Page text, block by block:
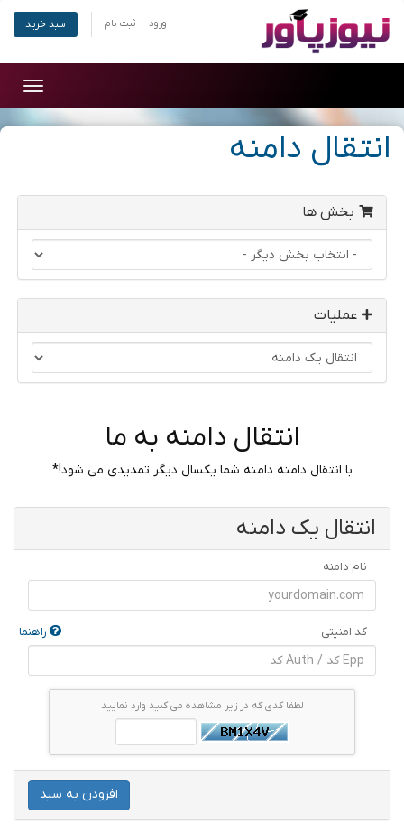
ورود ثبت نام سبد خرید
انتقال دامنه
بخش ها
عملیات
انتقال دامنه به ما
با انتقال دامنه دامنه شما یکسال دیگر تمدیدی می شود!*
انتقال یک دامنه
نام دامنه
کد امنیتی راهنما
لطفا کدی که در زیر مشاهده می کنید وارد نمایید
افزودن به سبد